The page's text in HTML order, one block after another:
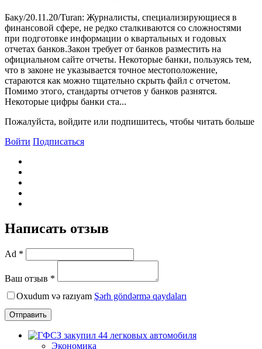
Баку/20.11.20/Turan: Журналисты, специализирующиеся в
финансовой сфере, не редко сталкиваются со сложностями
при подготовке информации о квартальных и годовых
отчетах банков.Закон требует от банков разместить на
официальном сайте отчеты. Некоторые банки, пользуясь тем,
что в законе не указывается точное местоположение,
стараются как можно тщательно скрыть файл с отчетом.
Помимо этого, стандарты отчетов у банков разнятся.
Некоторые цифры банки ста...
Пожалуйста, войдите или подпишитесь, чтобы читать больше
Войти Подписаться
Написать отзыв
Ad *
Ваш отзыв *
Oxudum və razıyam Şərh göndərmə qaydaları
Отправить
Экономика